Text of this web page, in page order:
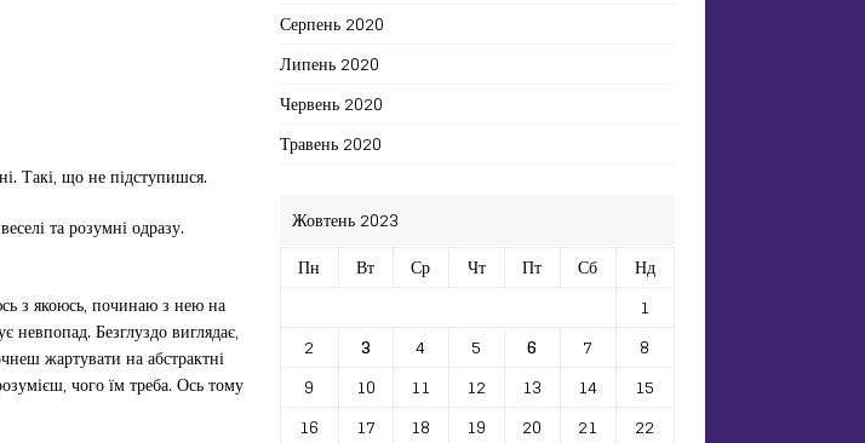
Такі, що не підступишся.
та розумні одразу.
з якоюсь, починаю з нею на
невпопад. Безглуздо виглядає,
жартувати на абстрактні
чого їм треба. Ось тому
Серпень 2020
Липень 2020
Червень 2020
Травень 2020
Жовтень 2023
Пн
Вт Ср Чт Пт Сб
Нд
1
2
3 4 5 6 7
8
9
10 11 12 13 14
15
16
17 18 19 20 21
22